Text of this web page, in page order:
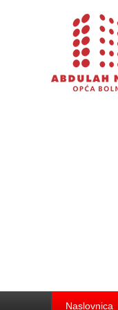
Naslovnica